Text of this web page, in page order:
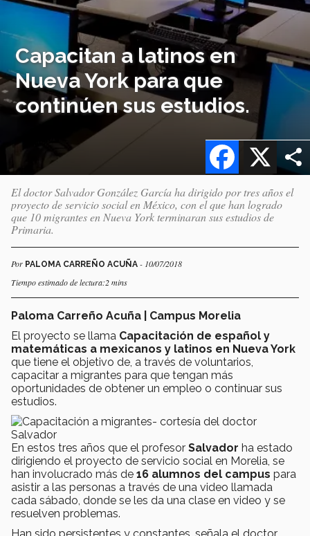
Capacitan a latinos en
Nueva York para que
continúen sus estudios.
X
Facebook
El doctor Salvador González García ha dirigido por tres años el
proyecto de servicio social en México, con el que han logrado
que 10 migrantes en Nueva York terminaran sus estudios de
Primaria.
Por PALOMA CARREÑO ACUÑA - 10/07/2018
Tiempo estimado de lectura:2 mins
Paloma Carreño Acuña | Campus Morelia
El proyecto se llama Capacitación de español y
matemáticas a mexicanos y latinos en Nueva York
que tiene el objetivo de, a través de voluntarios,
capacitar a migrantes para que tengan más
oportunidades de obtener un empleo o continuar sus
estudios.
En estos tres años que el profesor Salvador ha estado
dirigiendo el proyecto de servicio social en Morelia, se
han involucrado más de 16 alumnos del campus para
asistir a las personas a través de una video llamada
cada sábado, donde se les da una clase en video y se
resuelven problemas.